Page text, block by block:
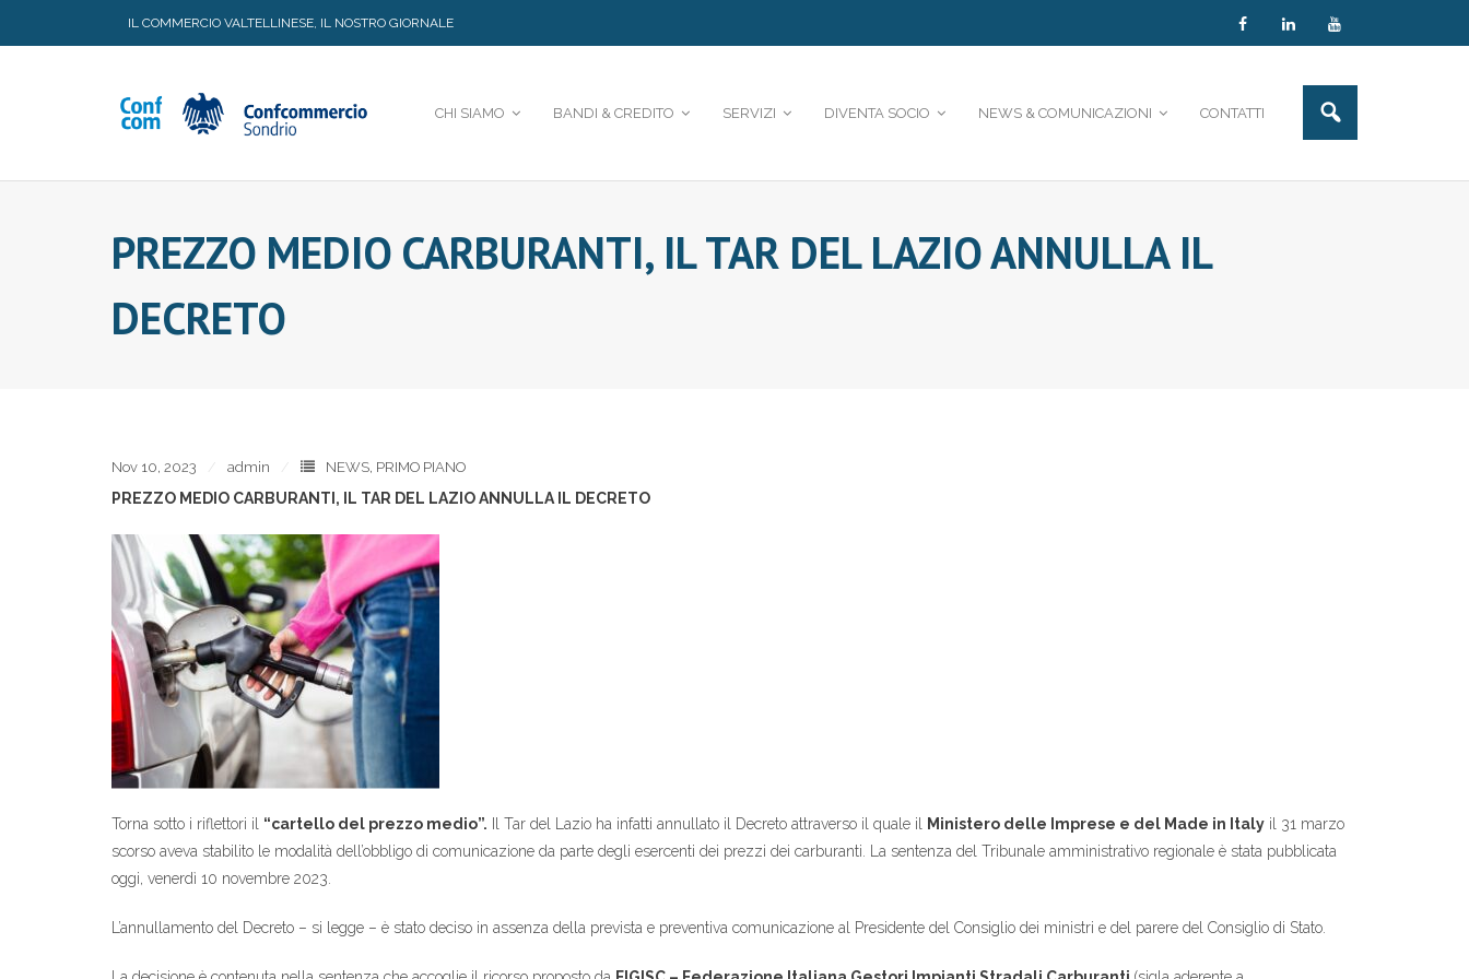
IL COMMERCIO VALTELLINESE, IL NOSTRO GIORNALE
CHI SIAMO BANDI & CREDITO SERVIZI DIVENTA SOCIO NEWS & COMUNICAZIONI CONTATTI
PREZZO MEDIO CARBURANTI, IL TAR DEL LAZIO ANNULLA IL
DECRETO
Nov 10, 2023 admin NEWS, PRIMO PIANO
PREZZO MEDIO CARBURANTI, IL TAR DEL LAZIO ANNULLA IL DECRETO
Torna sotto i riflettori il “cartello del prezzo medio”. Il Tar del Lazio ha infatti annullato il Decreto attraverso il quale il Ministero delle Imprese e del Made in Italy il 31 marzo
scorso aveva stabilito le modalità dell’obbligo di comunicazione da parte degli esercenti dei prezzi dei carburanti. La sentenza del Tribunale amministrativo regionale è stata pubblicata
oggi, venerdì 10 novembre 2023.
L’annullamento del Decreto – si legge – è stato deciso in assenza della prevista e preventiva comunicazione al Presidente del Consiglio dei ministri e del parere del Consiglio di Stato.